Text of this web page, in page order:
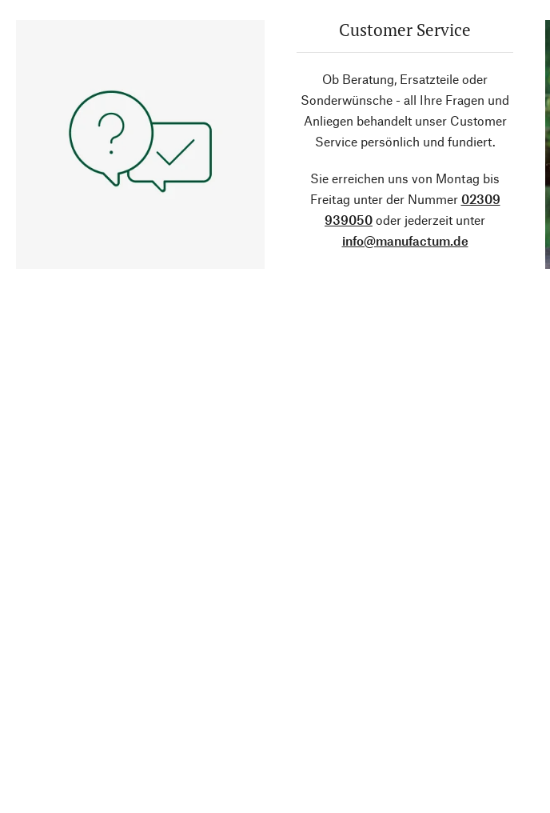
Customer Service
Ob Beratung, Ersatzteile oder
Sonderwünsche - all Ihre Fragen und
Anliegen behandelt unser Customer
Service persönlich und fundiert.
Sie erreichen uns von Montag bis
Freitag unter der Nummer 02309
939050 oder jederzeit unter
info@manufactum.de